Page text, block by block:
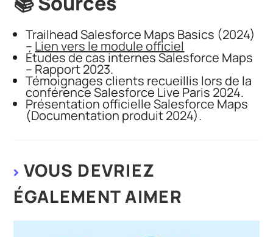
Trailhead Salesforce Maps Basics (2024)
– Lien vers le module officiel
Études de cas internes Salesforce Maps
– Rapport 2023.
Témoignages clients recueillis lors de la
conférence Salesforce Live Paris 2024.
Présentation officielle Salesforce Maps
(Documentation produit 2024).
VOUS DEVRIEZ
ÉGALEMENT AIMER